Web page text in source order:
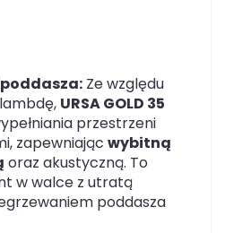
Ze względu
URSA GOLD 35
przestrzeni
zapewniając wybitną
oraz akustyczną. To
w walce z utratą
poddasza